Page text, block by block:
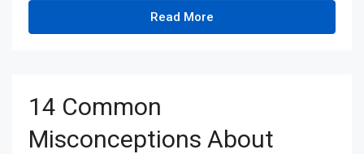
Read More
14 Common
Misconceptions About